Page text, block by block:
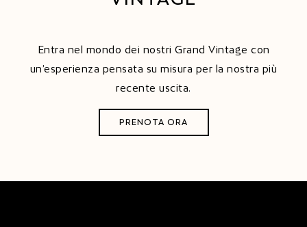
Entra nel mondo dei nostri Grand Vintage con
un’esperienza pensata su misura per la nostra più
recente uscita.
PRENOTA ORA